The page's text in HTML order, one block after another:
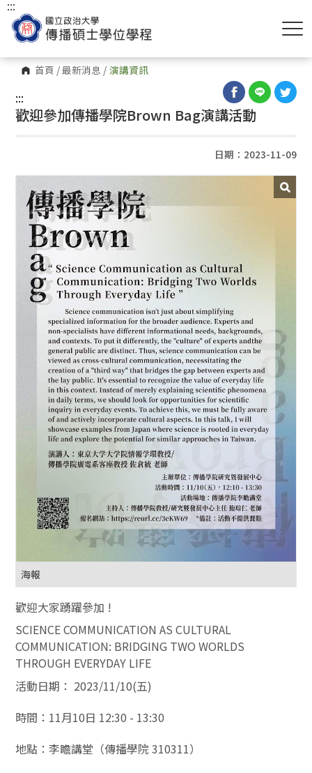
首頁 /最新消息 / 演講資訊
:::
:::
歡迎參加傳播學院Brown Bag演講活動
日期：2023-11-09
海報
歡迎大家踴躍參加 !
SCIENCE COMMUNICATION AS CULTURAL
COMMUNICATION: BRIDGING TWO WORLDS
THROUGH EVERYDAY LIFE
活動日期： 2023/11/10(五)
時間：11月10日 12:30 - 13:30
地點：李瞻講堂（傳播學院 310311）